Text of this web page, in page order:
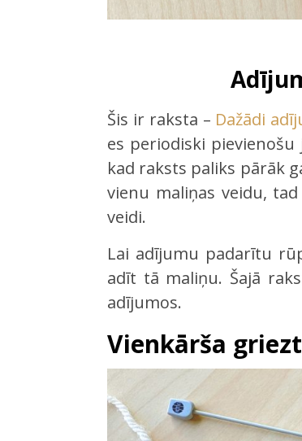
Šis ir raksta – Dažādi
es periodiski
kad raksts paliks pārāk
vienu maliņas veidu,
veidi.
Lai adījumu padarītu
adīt tā maliņu. Šajā
adījumos.
Vienkārša